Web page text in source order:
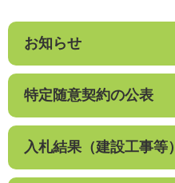
お知らせ
特定随意契約の公表
入札結果（建設工事等）